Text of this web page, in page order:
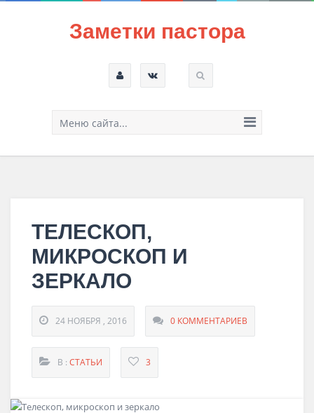
Заметки пастора
Меню сайта...
ТЕЛЕСКОП,
МИКРОСКОП И
ЗЕРКАЛО
24 НОЯБРЯ , 2016 0 КОММЕНТАРИЕВ
В : СТАТЬИ 3